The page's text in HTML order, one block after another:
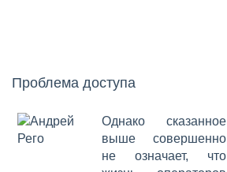
Проблема доступа
Однако сказанное
выше совершенно
не означает, что